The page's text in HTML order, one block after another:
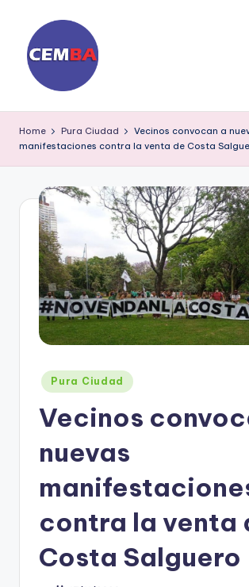
content
ia
ri
C
E
M
B
A
Home Pura Ciudad
Vecinos convocan a
manifestaciones contra la venta de Costa
Posted
in
Pura Ciudad
Vecinos
nuevas
contra la venta
Costa Salguero